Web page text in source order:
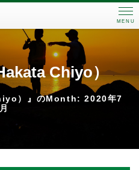
MENU
Chiyo）
）』のMonth: 2020年7
月